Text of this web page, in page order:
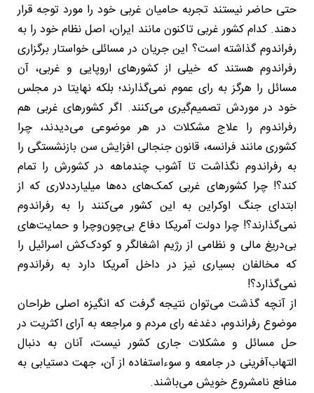
حتی حاضر نیستند تجربه حامیان غربی خود را مورد توجه قرار
دهند. کدام کشور غربی تاکنون مانند ایران، اصل نظام خود را به
رفراندوم گذاشته است؟ این جریان در مسائلی خواستار برگزاری
رفراندوم هستند که خیلی از کشورهای اروپایی و غربی، آن
مسائل را هرگز به رای عموم نمی‌گذارند؛ بلکه نهایتا در مجلس
خود در موردش تصمیم‌گیری می‌کنند. اگر کشورهای غربی هم
رفراندوم را علاج مشکلات در هر موضوعی می‌دیدند، چرا
کشوری مانند فرانسه، قانون جنجالی افزایش سن بازنشستگی را
به رفراندوم نگذاشت تا آشوب چندماهه در کشورش را تمام
کند؟! چرا کشورهای غربی کمک‌های ده‌ها میلیارددلاری که از
ابتدای جنگ اوکراین به این کشور می‌کنند را به رفراندوم
نمی‌گذارند؟! چرا دولت آمریکا دفاع بی‌چون‌وچرا و حمایت‌های
بی‌دریغ مالی و نظامی از رژیم اشغالگر و کودک‌کش اسرائیل را
که مخالفان بسیاری نیز در داخل آمریکا دارد به رفراندوم
نمی‌گذارد؟!
از آنچه گذشت می‌توان نتیجه گرفت که انگیزه اصلی طراحان
موضوع رفراندوم، دغدغه رای مردم و مراجعه به آرای اکثریت در
حل مسائل و مشکلات جاری کشور نیست، آنان به دنبال
التهاب‌آفرینی در جامعه و سوءاستفاده از آن، جهت دستیابی به
منافع نامشروع خویش می‌باشند.